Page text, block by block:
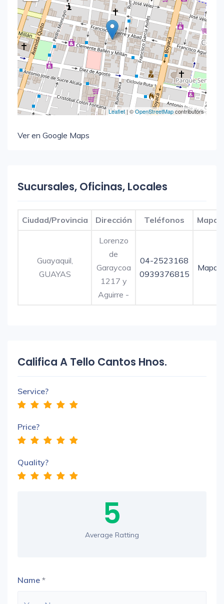
Leaflet| ©OpenStreetMapcontributors
Ver en Google Maps
Sucursales, Oficinas, Locales
Ciudad/Provincia Dirección Teléfonos Mapa
Guayaquil,
GUAYAS
Lorenzo
de
Garaycoa
1217 y
Aguirre -
04-2523168
0939376815
Mapa
Califica A Tello Cantos Hnos.
Service?
Price?
Quality?
5
Average Ratting
Name *